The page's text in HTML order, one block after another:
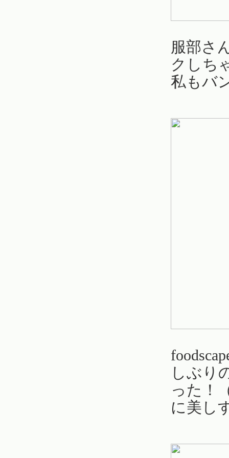
服部さ
クしち
私もバ
しぶり
った！
に美し